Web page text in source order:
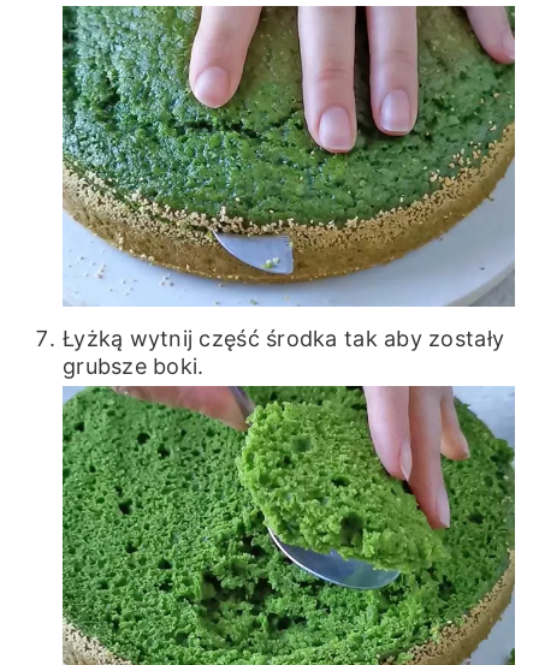
Łyżką wytnij część środka tak aby zostały
grubsze boki.